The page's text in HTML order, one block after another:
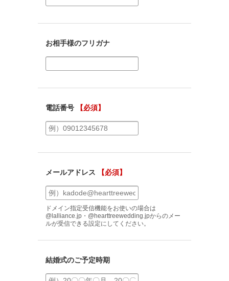
お相手様のフリガナ
電話番号 【必須】
メールアドレス 【必須】
ドメイン指定受信機能をお使いの場合は
@lalliance.jp・@hearttreewedding.jpからのメー
ルが受信できる設定にしてください。
結婚式のご予定時期